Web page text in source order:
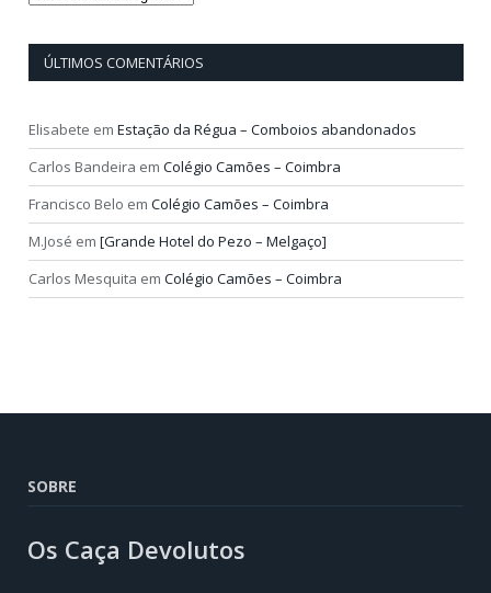
ÚLTIMOS COMENTÁRIOS
Elisabete em Estação da Régua – Comboios abandonados
Carlos Bandeira em Colégio Camões – Coimbra
Francisco Belo em Colégio Camões – Coimbra
M.José em [Grande Hotel do Pezo – Melgaço]
Carlos Mesquita em Colégio Camões – Coimbra
SOBRE
Os Caça Devolutos